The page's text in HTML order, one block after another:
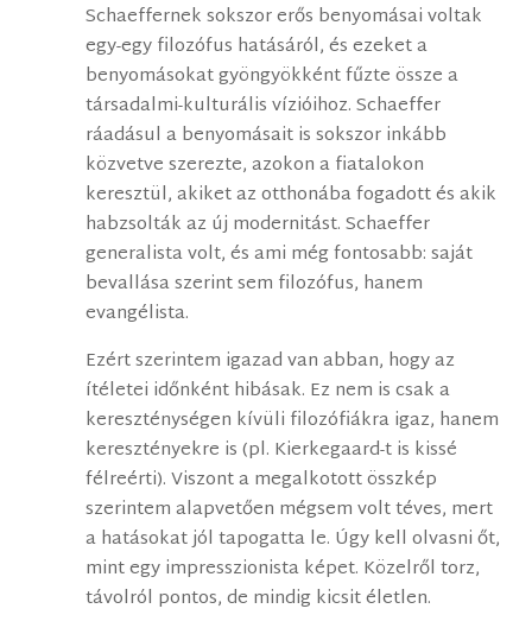
Schaeffernek sokszor erős benyomásai voltak
egy-egy filozófus hatásáról, és ezeket a
benyomásokat gyöngyökként fűzte össze a
társadalmi-kulturális vízióihoz. Schaeffer
ráadásul a benyomásait is sokszor inkább
közvetve szerezte, azokon a fiatalokon
keresztül, akiket az otthonába fogadott és akik
habzsolták az új modernitást. Schaeffer
generalista volt, és ami még fontosabb: saját
bevallása szerint sem filozófus, hanem
evangélista.
Ezért szerintem igazad van abban, hogy az
ítéletei időnként hibásak. Ez nem is csak a
kereszténységen kívüli filozófiákra igaz, hanem
keresztényekre is (pl. Kierkegaard-t is kissé
félreérti). Viszont a megalkotott összkép
szerintem alapvetően mégsem volt téves, mert
a hatásokat jól tapogatta le. Úgy kell olvasni őt,
mint egy impresszionista képet. Közelről torz,
távolról pontos, de mindig kicsit életlen.